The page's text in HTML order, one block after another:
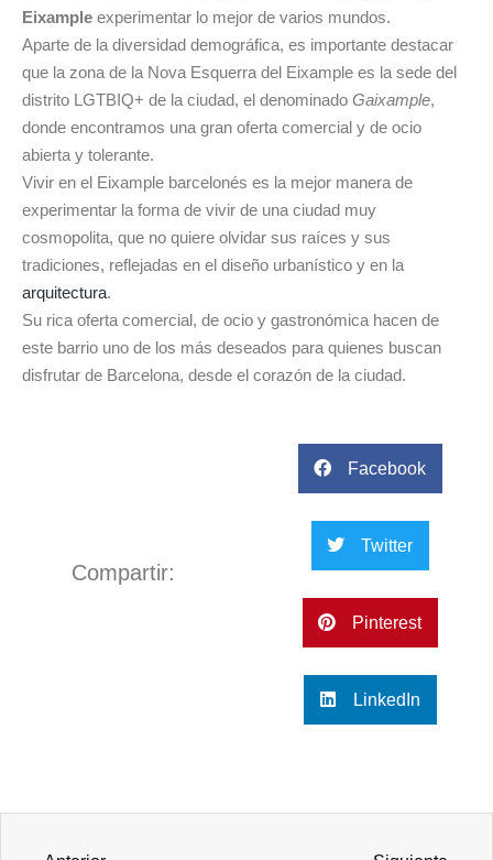
Eixample experimentar lo mejor de varios mundos.
Aparte de la diversidad demográfica, es importante destacar
que la zona de la Nova Esquerra del Eixample es la sede del
distrito LGTBIQ+ de la ciudad, el denominado Gaixample,
donde encontramos una gran oferta comercial y de ocio
abierta y tolerante.
Vivir en el Eixample barcelonés es la mejor manera de
experimentar la forma de vivir de una ciudad muy
cosmopolita, que no quiere olvidar sus raíces y sus
tradiciones, reflejadas en el diseño urbanístico y en la
arquitectura.
Su rica oferta comercial, de ocio y gastronómica hacen de
este barrio uno de los más deseados para quienes buscan
disfrutar de Barcelona, desde el corazón de la ciudad.
Compartir:
Facebook
Twitter
Pinterest
LinkedIn